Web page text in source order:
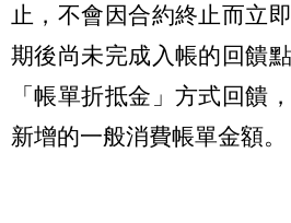
止，不會因合約終止而立
期後尚未完成入帳的回饋
「帳單折抵金」方式回饋
新增的一般消費帳單金額。